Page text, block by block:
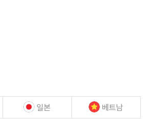
일본 베트남